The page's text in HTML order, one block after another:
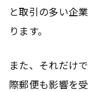
と取引の多い企
ります。
また、それだけ
際郵便も影響を